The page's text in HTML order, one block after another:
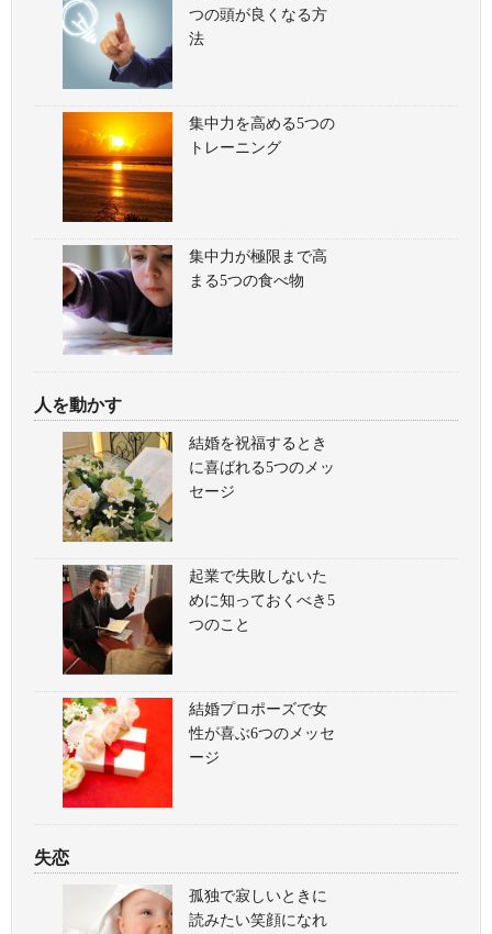
つの頭が良くなる方
法
集中力を高める5つの
トレーニング
集中力が極限まで高
まる5つの食べ物
人を動かす
結婚を祝福するとき
に喜ばれる5つのメッ
セージ
起業で失敗しないた
めに知っておくべき5
つのこと
結婚プロポーズで女
性が喜ぶ6つのメッセ
ージ
失恋
孤独で寂しいときに
読みたい笑顔になれ